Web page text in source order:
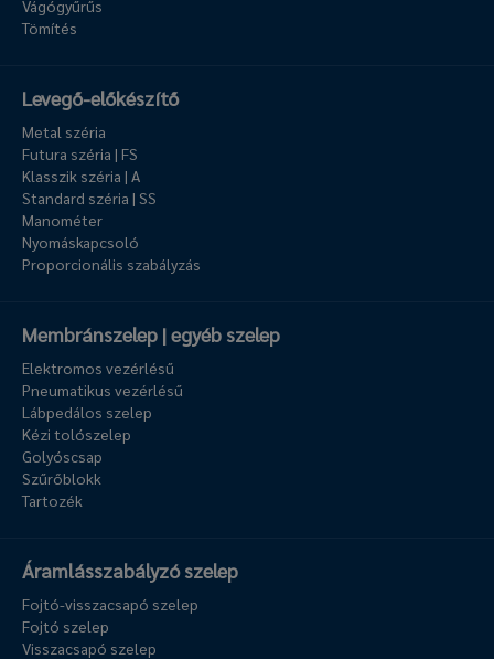
Vágógyűrűs
Tömítés
Levegő-előkészítő
Metal széria
Futura széria | FS
Klasszik széria | A
Standard széria | SS
Manométer
Nyomáskapcsoló
Proporcionális szabályzás
Membránszelep | egyéb szelep
Elektromos vezérlésű
Pneumatikus vezérlésű
Lábpedálos szelep
Kézi tolószelep
Golyóscsap
Szűrőblokk
Tartozék
Áramlásszabályzó szelep
Fojtó-visszacsapó szelep
Fojtó szelep
Visszacsapó szelep